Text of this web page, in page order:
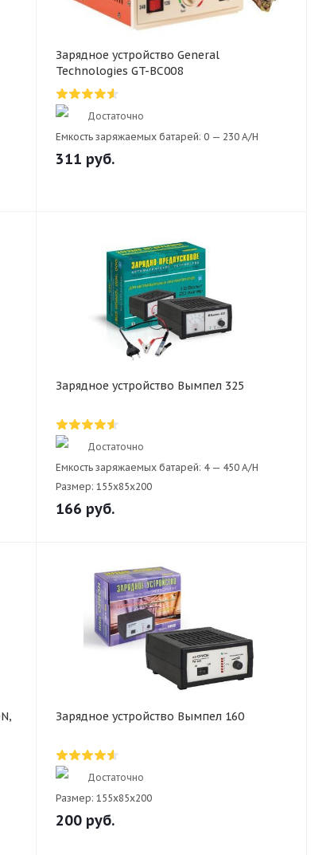
Зарядное устройство General
Technologies GT-BC008
Достаточно
Емкость заряжаемых батарей: 0 — 230 A/H
311 руб.
Зарядное устройство Вымпел 325
Достаточно
Емкость заряжаемых батарей: 4 — 450 A/H
Размер: 155х85x200
166 руб.
Зарядное устройство Вымпел 160
Достаточно
Размер: 155х85x200
200 руб.